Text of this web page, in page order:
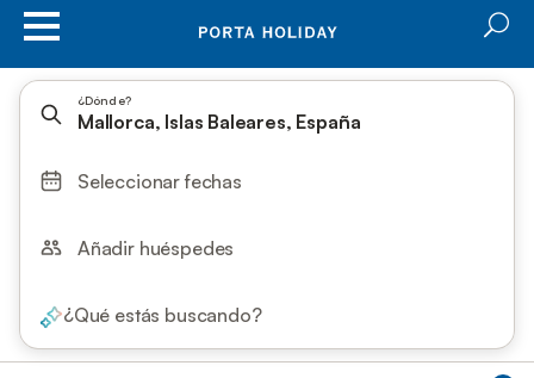
¿Dónde?
Mallorca, Islas Baleares, España
Seleccionar fechas
Añadir huéspedes
¿Qué estás buscando?